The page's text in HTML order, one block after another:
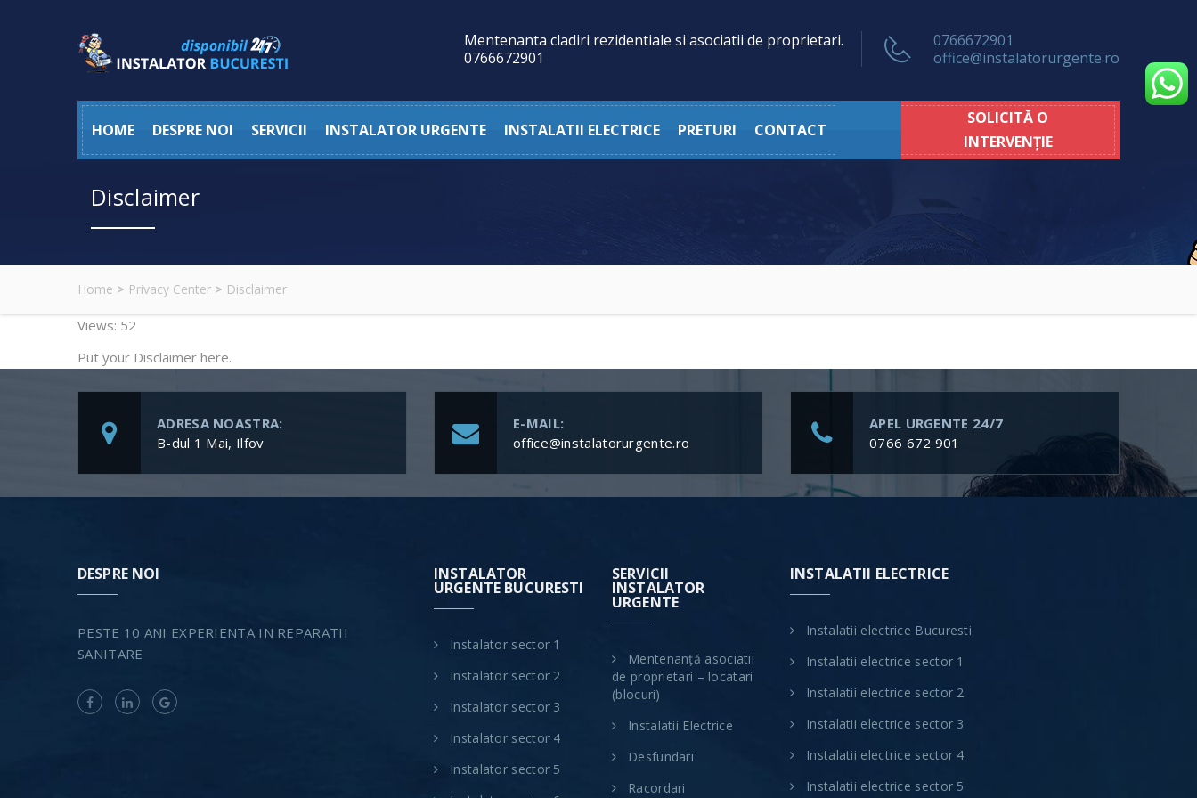
Mentenanta cladiri rezidentiale si asociatii de proprietari.
0766672901
0766672901
office@instalatorurgente.ro
HOME DESPRE NOI SERVICII INSTALATOR URGENTE INSTALATII ELECTRICE PRETURI CONTACT
SOLICITĂ O
INTERVENȚIE
Disclaimer
Home > Privacy Center > Disclaimer
Views: 52
Put your Disclaimer here.
ADRESA NOASTRA:
B-dul 1 Mai, Ilfov
E-MAIL:
office@instalatorurgente.ro
APEL URGENTE 24/7
0766 672 901
DESPRE NOI
PESTE 10 ANI EXPERIENTA IN REPARATII
SANITARE
INSTALATOR
URGENTE BUCURESTI
Instalator sector 1
Instalator sector 2
Instalator sector 3
Instalator sector 4
Instalator sector 5
SERVICII
INSTALATOR
URGENTE
Mentenanță asociatii
de proprietari – locatari
(blocuri)
Instalatii Electrice
Desfundari
Racordari
INSTALATII ELECTRICE
Instalatii electrice Bucuresti
Instalatii electrice sector 1
Instalatii electrice sector 2
Instalatii electrice sector 3
Instalatii electrice sector 4
Instalatii electrice sector 5